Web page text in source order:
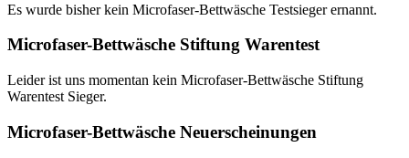
Es wurde bisher kein Microfaser-Bettwäsche Testsieger ernannt.
Microfaser-Bettwäsche Stiftung Warentest
Leider ist uns momentan kein Microfaser-Bettwäsche Stiftung
Warentest Sieger.
Microfaser-Bettwäsche Neuerscheinungen